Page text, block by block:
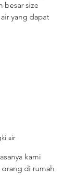
besar size
yang dapat
air
kami
orang di rumah